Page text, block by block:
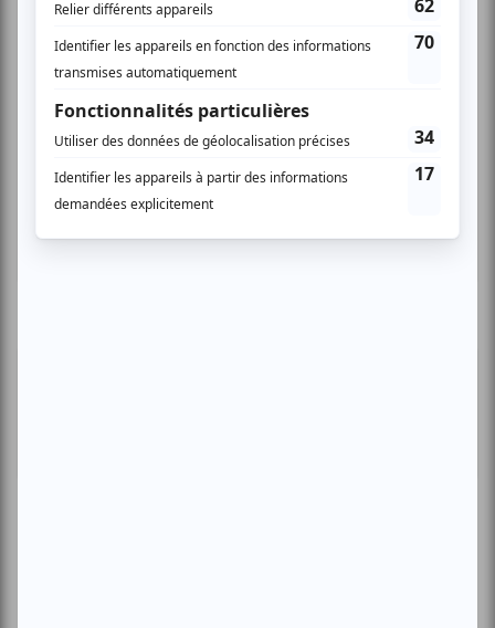
Compostelle
Montréal
Invitations gratuites